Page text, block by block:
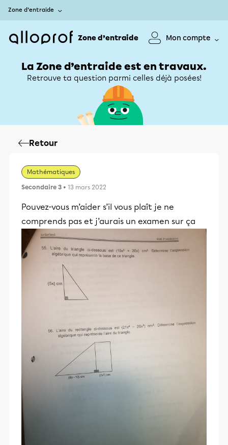
Zone d’entraide
Zone d’entraide Mon compte
La Zone d’entraide est en travaux.
Retrouve ta question parmi celles déjà posées!
Retour
Mathématiques
Secondaire 3 • 13 mars 2022
Pouvez-vous m’aider s’il vous plaît je ne
comprends pas et j’aurais un examen sur ça